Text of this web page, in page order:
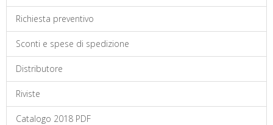
Richiesta preventivo
Sconti e spese di spedizione
Distributore
Riviste
Catalogo 2018 PDF